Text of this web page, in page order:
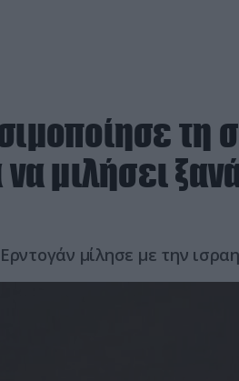
τη
μιλήσει
μίλησε με την